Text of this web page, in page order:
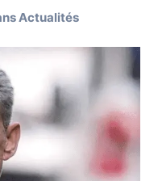
Actualités